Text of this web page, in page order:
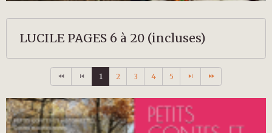
LUCILE PAGES 6 à 20 (incluses)
1 2 3 4 5